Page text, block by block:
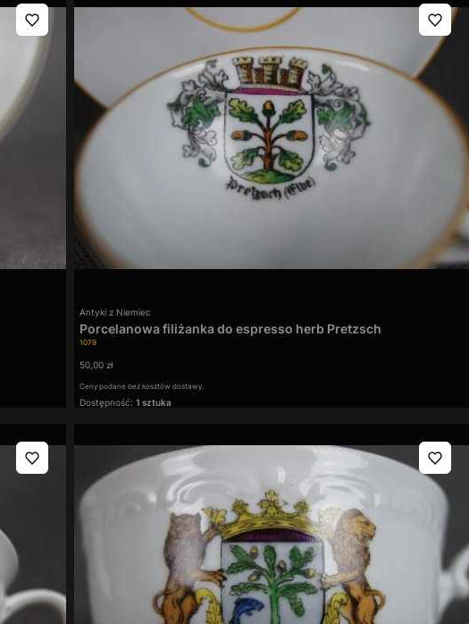
Kod produktu
1079
Porcelanowa filiżanka do espresso herb Pretzsch
Producent
Antyki z Niemiec
Cena
50,00 zł
Ceny podane bez kosztów dostawy.
Dostępność: 1 sztuka